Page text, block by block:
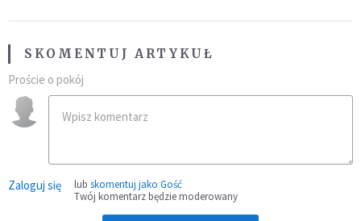
SKOMENTUJ ARTYKUŁ
Proście o pokój
Zaloguj się lub skomentuj jako Gość
Twój komentarz będzie moderowany